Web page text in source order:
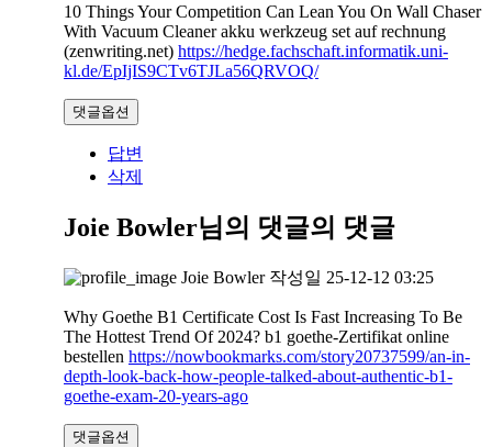
10 Things Your Competition Can Lean You On Wall Chaser
With Vacuum Cleaner akku werkzeug set auf rechnung
(zenwriting.net) https://hedge.fachschaft.informatik.uni-
kl.de/EpIjIS9CTv6TJLa56QRVOQ/
댓글옵션
답변
삭제
Joie Bowler님의 댓글의 댓글
Joie Bowler 작성일 25-12-12 03:25
Why Goethe B1 Certificate Cost Is Fast Increasing To Be
The Hottest Trend Of 2024? b1 goethe-Zertifikat online
bestellen https://nowbookmarks.com/story20737599/an-in-
depth-look-back-how-people-talked-about-authentic-b1-
goethe-exam-20-years-ago
댓글옵션